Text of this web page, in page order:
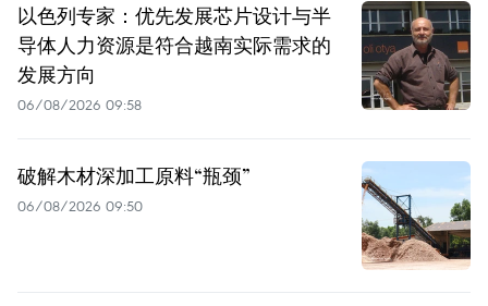
以色列专家：优先发展芯片设计与半
导体人力资源是符合越南实际需求的
发展方向
06/08/2026 09:58
破解木材深加工原料“瓶颈”
06/08/2026 09:50